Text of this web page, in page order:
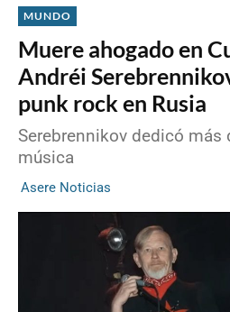
MUNDO
Muere ahogado en
Andréi
punk rock en Rusia
Serebrennikov dedicó más
música
Asere Noticias